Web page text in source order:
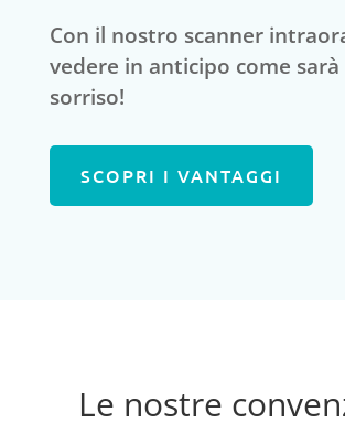
Con il nostro scanner
vedere in anticipo come
sorriso!
SCOPRI I VANTAGGI
Le nostre